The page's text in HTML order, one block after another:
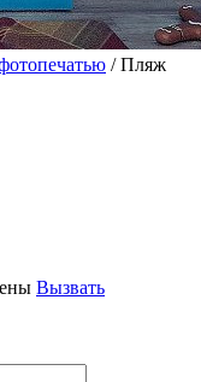
/ Пляж
Вызвать